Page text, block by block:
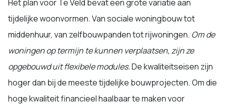
Het plan voor Te Veld bevat een grote variatie aan
tijdelijke woonvormen. Van sociale woningbouw tot
middenhuur, van zelfbouwpanden tot rijwoningen. Om de
woningen op termijn te kunnen verplaatsen, zijn ze
opgebouwd uit flexibele modules.De kwaliteitseisen zijn
hoger dan bij de meeste tijdelijke bouwprojecten. Om die
hoge kwaliteit financieel haalbaar te maken voor